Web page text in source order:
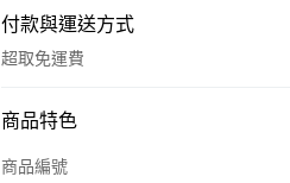
付款與運送方式
超取免運費
付款方式
全家線上支付
商品特色
商品編號